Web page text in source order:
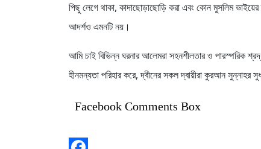
পিছু লেগে থাকা, কাদাছোড়াছোড়ি করা এবং কোন মুসলিম
আদর্শও এমনটি নয়।
আমি চাই বিভিন্ন ঘরনার আলেমরা সহনশীলতার ও পারস্পরিক
হীনমন্যতা পরিহার করে, দ্বীনের সকল দ্বায়ীরা কুরআন
Facebook Comments Box